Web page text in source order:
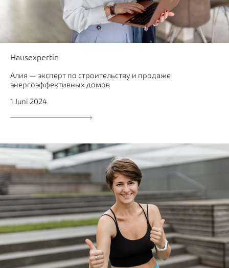
Hausexpertin
Алия — эксперт по строительству и продаже
энергоэффективных домов
1 Juni 2024